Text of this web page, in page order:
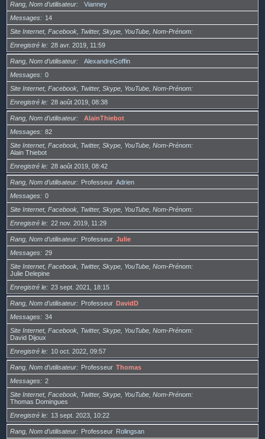
Rang, Nom d’utilisateur
Vianney
Messages
14
Site Internet, Facebook, Twitter, Skype, YouTube, Nom-Prénom
Enregistré le
28 avr. 2019, 11:59
Rang, Nom d’utilisateur
AlexandreGoffin
Messages
0
Site Internet, Facebook, Twitter, Skype, YouTube, Nom-Prénom
Enregistré le
28 août 2019, 08:38
Rang, Nom d’utilisateur
AlainThiebot
Messages
82
Site Internet, Facebook, Twitter, Skype, YouTube, Nom-Prénom
Alain Thiebot
Enregistré le
28 août 2019, 08:42
Rang, Nom d’utilisateur Professeur Adrien
Messages
0
Site Internet, Facebook, Twitter, Skype, YouTube, Nom-Prénom
Enregistré le
22 nov. 2019, 11:29
Rang, Nom d’utilisateur Professeur Julie
Messages
29
Site Internet, Facebook, Twitter, Skype, YouTube, Nom-Prénom
Julie Delepine
Enregistré le
23 sept. 2021, 18:15
Rang, Nom d’utilisateur Professeur DavidD
Messages
34
Site Internet, Facebook, Twitter, Skype, YouTube, Nom-Prénom
David Dijoux
Enregistré le
10 oct. 2022, 09:57
Rang, Nom d’utilisateur Professeur Thomas
Messages
2
Site Internet, Facebook, Twitter, Skype, YouTube, Nom-Prénom
Thomas Domingues
Enregistré le
13 sept. 2023, 10:22
Rang, Nom d’utilisateur Professeur Rolingsan